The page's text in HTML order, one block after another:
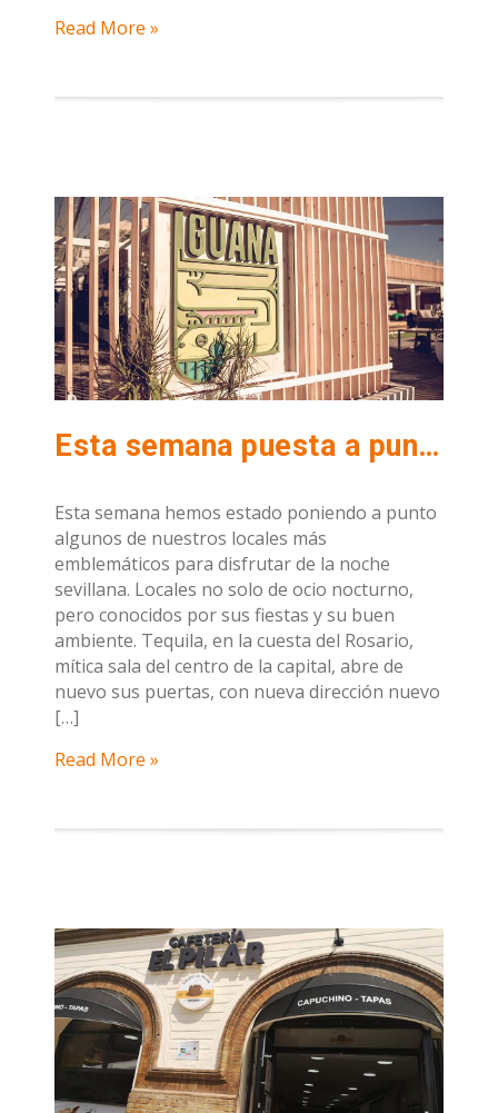
Read More »
Esta semana puesta a punto en algunos de locales donde disfrutar de la noche Sevillana
Esta semana hemos estado poniendo a punto
algunos de nuestros locales más
emblemáticos para disfrutar de la noche
sevillana. Locales no solo de ocio nocturno,
pero conocidos por sus fiestas y su buen
ambiente. Tequila, en la cuesta del Rosario,
mítica sala del centro de la capital, abre de
nuevo sus puertas, con nueva dirección nuevo
[…]
Read More »